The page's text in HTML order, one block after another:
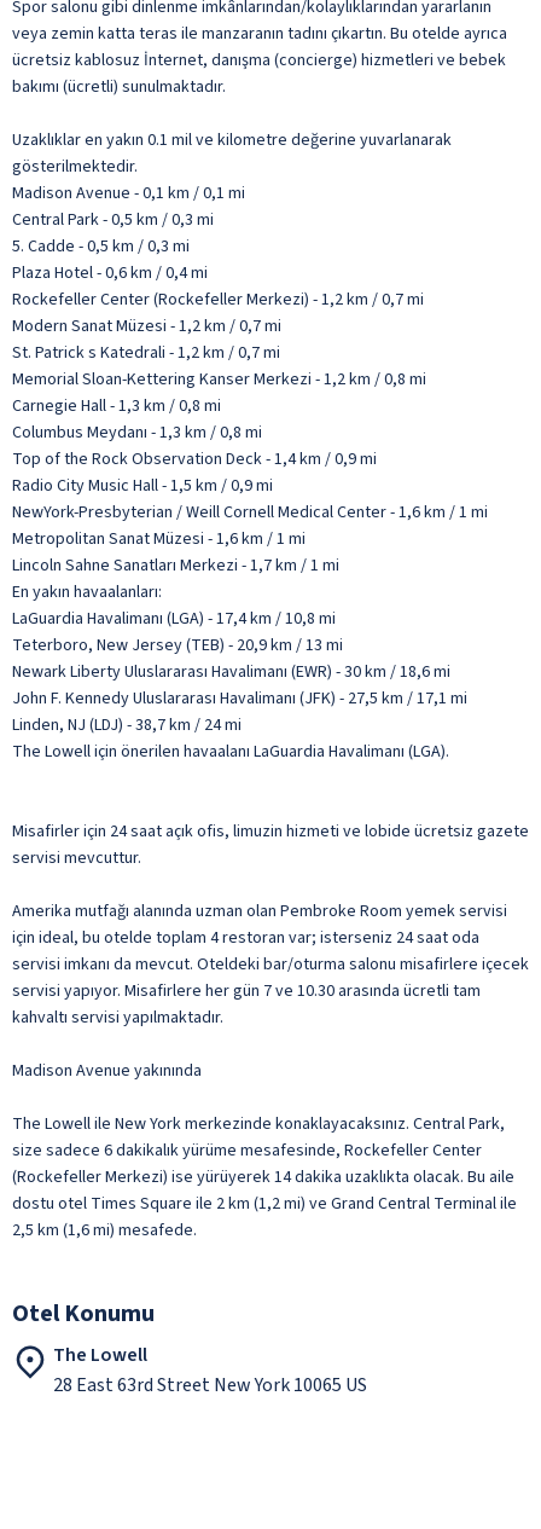
Spor salonu gibi dinlenme imkânlarından/kolaylıklarından yararlanın
veya zemin katta teras ile manzaranın tadını çıkartın. Bu otelde ayrıca
ücretsiz kablosuz İnternet, danışma (concierge) hizmetleri ve bebek
bakımı (ücretli) sunulmaktadır.
Uzaklıklar en yakın 0.1 mil ve kilometre değerine yuvarlanarak
gösterilmektedir.
Madison Avenue - 0,1 km / 0,1 mi
Central Park - 0,5 km / 0,3 mi
5. Cadde - 0,5 km / 0,3 mi
Plaza Hotel - 0,6 km / 0,4 mi
Rockefeller Center (Rockefeller Merkezi) - 1,2 km / 0,7 mi
Modern Sanat Müzesi - 1,2 km / 0,7 mi
St. Patrick s Katedrali - 1,2 km / 0,7 mi
Memorial Sloan-Kettering Kanser Merkezi - 1,2 km / 0,8 mi
Carnegie Hall - 1,3 km / 0,8 mi
Columbus Meydanı - 1,3 km / 0,8 mi
Top of the Rock Observation Deck - 1,4 km / 0,9 mi
Radio City Music Hall - 1,5 km / 0,9 mi
NewYork-Presbyterian / Weill Cornell Medical Center - 1,6 km / 1 mi
Metropolitan Sanat Müzesi - 1,6 km / 1 mi
Lincoln Sahne Sanatları Merkezi - 1,7 km / 1 mi
En yakın havaalanları:
LaGuardia Havalimanı (LGA) - 17,4 km / 10,8 mi
Teterboro, New Jersey (TEB) - 20,9 km / 13 mi
Newark Liberty Uluslararası Havalimanı (EWR) - 30 km / 18,6 mi
John F. Kennedy Uluslararası Havalimanı (JFK) - 27,5 km / 17,1 mi
Linden, NJ (LDJ) - 38,7 km / 24 mi
The Lowell için önerilen havaalanı LaGuardia Havalimanı (LGA).
Misafirler için 24 saat açık ofis, limuzin hizmeti ve lobide ücretsiz gazete
servisi mevcuttur.
Amerika mutfağı alanında uzman olan Pembroke Room yemek servisi
için ideal, bu otelde toplam 4 restoran var; isterseniz 24 saat oda
servisi imkanı da mevcut. Oteldeki bar/oturma salonu misafirlere içecek
servisi yapıyor. Misafirlere her gün 7 ve 10.30 arasında ücretli tam
kahvaltı servisi yapılmaktadır.
Madison Avenue yakınında
The Lowell ile New York merkezinde konaklayacaksınız. Central Park,
size sadece 6 dakikalık yürüme mesafesinde, Rockefeller Center
(Rockefeller Merkezi) ise yürüyerek 14 dakika uzaklıkta olacak. Bu aile
dostu otel Times Square ile 2 km (1,2 mi) ve Grand Central Terminal ile
2,5 km (1,6 mi) mesafede.
Otel Konumu
The Lowell
28 East 63rd Street New York 10065 US